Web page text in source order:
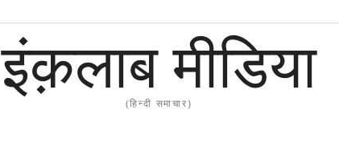
इंक़लाब मीडिया
(हिन्दी समाचार)